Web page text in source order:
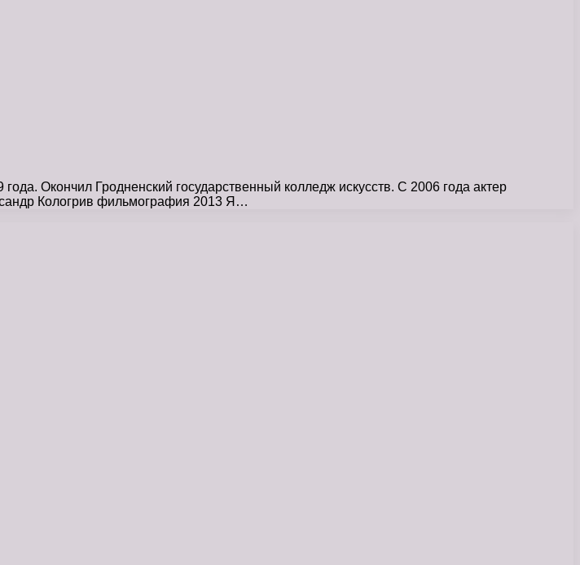
Окончил Гродненский государственный колледж искусств. С 2006 года актер
Кологрив фильмография 2013 Я…